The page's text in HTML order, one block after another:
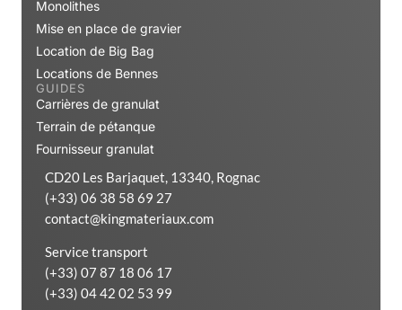
Monolithes
Mise en place de gravier
Location de Big Bag
Locations de Bennes
GUIDES
Carrières de granulat
Terrain de pétanque
Fournisseur granulat
CD20 Les Barjaquet, 13340, Rognac
(+33) 06 38 58 69 27
contact@kingmateriaux.com
Service transport
(+33) 07 87 18 06 17
(+33) 04 42 02 53 99